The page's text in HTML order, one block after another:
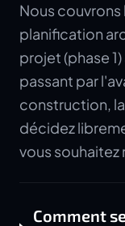
Nous couvrons
planification
projet (phase
passant par
construction,
décidez
vous
Comment